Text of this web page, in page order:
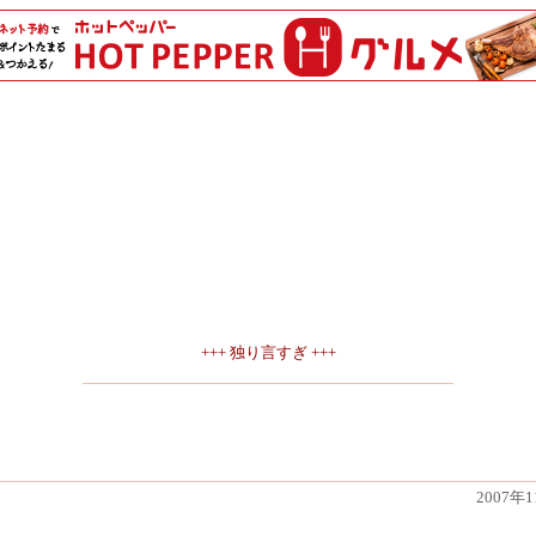
+++ 独り言すぎ +++
2007年